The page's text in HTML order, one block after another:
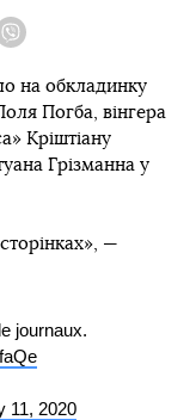
на обкладинку
Погба, вінгера
Кріштіану
Грізманна у
—
journaux.
11, 2020